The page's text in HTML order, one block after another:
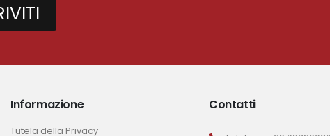
Informazione
Tutela della Privacy
Contatti